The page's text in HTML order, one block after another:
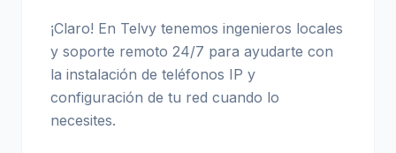
¡Claro! En Telvy tenemos ingenieros locales
y soporte remoto 24/7 para ayudarte con
la instalación de teléfonos IP y
configuración de tu red cuando lo
necesites.